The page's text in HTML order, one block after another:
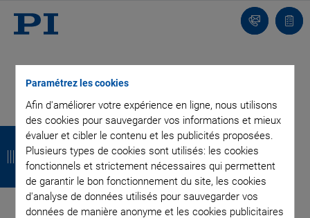
Paramétrez les cookies
Afin d'améliorer votre expérience en ligne, nous utilisons
des cookies pour sauvegarder vos informations et mieux
évaluer et cibler le contenu et les publicités proposées.
Plusieurs types de cookies sont utilisés: les cookies
fonctionnels et strictement nécessaires qui permettent
de garantir le bon fonctionnement du site, les cookies
d'analyse de données utilisés pour sauvegarder vos
données de manière anonyme et les cookies publicitaires
Contact
R
e
t
o
R
e
t
o
R
e
t
o
R
e
t
o